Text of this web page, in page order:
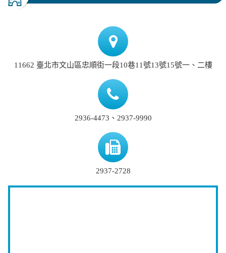
11662 臺北市文山區忠順街一段10巷11號13號15號一、二樓
2936-4473、2937-9990
2937-2728